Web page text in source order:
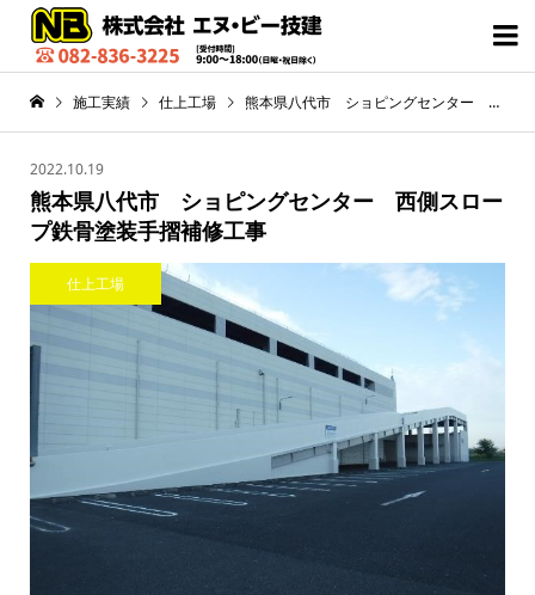

施工実績 仕上工場 熊本県八代市 ショピングセンター 西側スロープ鉄骨塗装手摺補修工事
2022.10.19
熊本県八代市 ショピングセンター 西側スロー
プ鉄骨塗装手摺補修工事
仕上工場